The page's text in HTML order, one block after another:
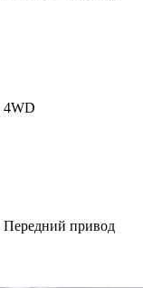
4WD
Передний привод